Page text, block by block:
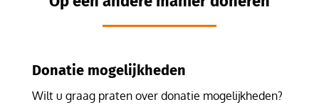
Donatie mogelijkheden
Wilt u graag praten over donatie mogelijkheden?